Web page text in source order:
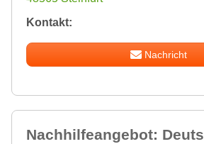
Kontakt:
Nachricht
Nachhilfeangebot: